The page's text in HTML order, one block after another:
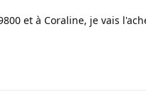
et à Coraline, je vais